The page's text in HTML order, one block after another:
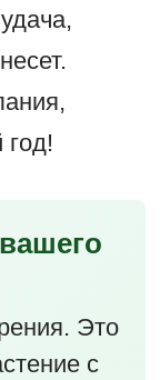
Это
с